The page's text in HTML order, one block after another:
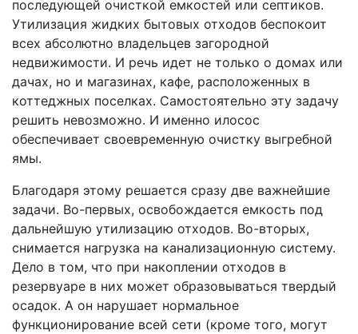
последующей очисткой емкостей или септиков.
Утилизация жидких бытовых отходов беспокоит
всех абсолютно владельцев загородной
недвижимости. И речь идет не только о домах или
дачах, но и магазинах, кафе, расположенных в
коттеджных поселках. Самостоятельно эту задачу
решить невозможно. И именно илосос
обеспечивает своевременную очистку выгребной
ямы.
Благодаря этому решается сразу две важнейшие
задачи. Во-первых, освобождается емкость под
дальнейшую утилизацию отходов. Во-вторых,
снимается нагрузка на канализационную систему.
Дело в том, что при накоплении отходов в
резервуаре в них может образовываться твердый
осадок. А он нарушает нормальное
функционирование всей сети (кроме того, могут